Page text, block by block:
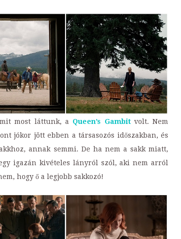
most láttunk, a Queen’s Gambitvolt. Nem
jókor jött ebben a társasozós időszakban, és
annak semmi. De ha nem a sakk miatt,
igazán kivételes lányról szól, aki nem arról
hogy ő a legjobb sakkozó!